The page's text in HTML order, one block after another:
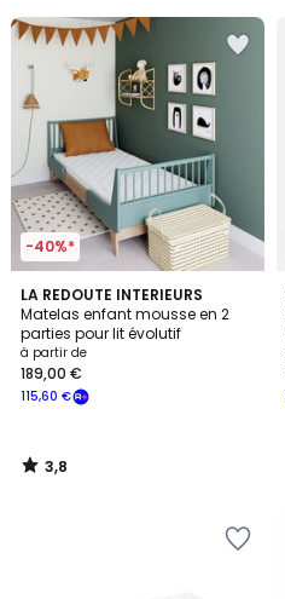
-40%*
LA REDOUTE INTERIEURS
Matelas enfant mousse en 2
parties pour lit évolutif
à partir de
115,60 €
189,00 €
3,8
/ 5
3,8
/